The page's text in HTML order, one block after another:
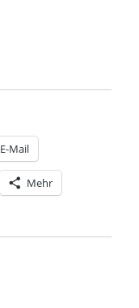
E-Mail
Mehr